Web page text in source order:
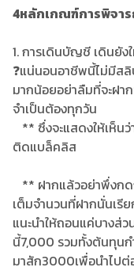
4หลักเกณฑ์การพิจา
1. การเดินบัญชี เดินยั
❓แน่นอนอาชีพนี้ไม่มีส
มากน้อยอย่าลืมที่จะฝา
จำเป็นต้องทุกวัน
** ซึ่งจะแสดงให้เห็น
ติดแบล็คลิส
** ฝากแล้วอย่าพึ่งก
เต็มจำนวนที่ฝากนั่นเรี
แนะนำให้ถอนแค่บางส่
นี้7,000 รวมทั้งต้นทุน
มาสัก3000เพื่อนำไป